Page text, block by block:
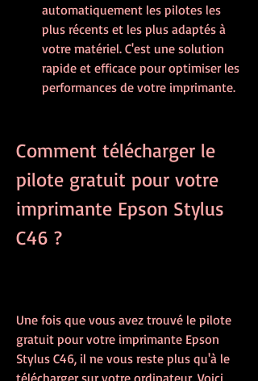
automatiquement les pilotes les
plus récents et les plus adaptés à
votre matériel. C'est une solution
rapide et efficace pour optimiser les
performances de votre imprimante.
Comment télécharger le
pilote gratuit pour votre
imprimante Epson Stylus
C46 ?
Une fois que vous avez trouvé le pilote
gratuit pour votre imprimante Epson
Stylus C46, il ne vous reste plus qu'à le
télécharger sur votre ordinateur. Voici